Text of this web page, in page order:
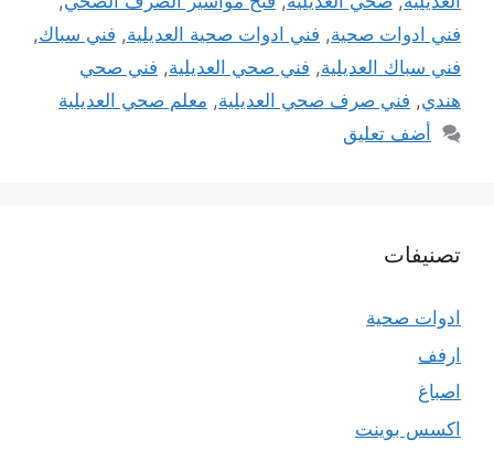
فني ادوات صحية, فني ادوات صحية العديلية, فني سباك,
فني سباك العديلية, فني صحي العديلية, فني صحي
هندي, فني صرف صحي العديلية, معلم صحي العديلية
أضف تعليق
تصنيفات
ادوات صحية
ارفف
اصباغ
اكسس بوينت